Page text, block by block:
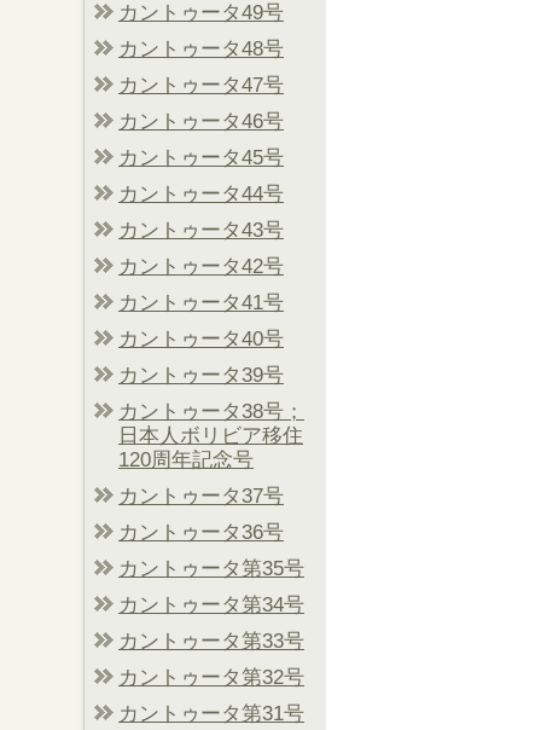
カントゥータ49号
カントゥータ48号
カントゥータ47号
カントゥータ46号
カントゥータ45号
カントゥータ44号
カントゥータ43号
カントゥータ42号
カントゥータ41号
カントゥータ40号
カントゥータ39号
カントゥータ38号；
日本人ボリビア移住
120周年記念号
カントゥータ37号
カントゥータ36号
カントゥータ第35号
カントゥータ第34号
カントゥータ第33号
カントゥータ第32号
カントゥータ第31号